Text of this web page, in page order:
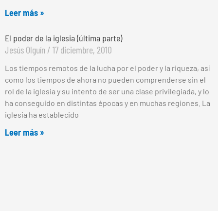
Leer más »
El poder de la iglesia (última parte)
Jesús Olguín 17 diciembre, 2010
Los tiempos remotos de la lucha por el poder y la riqueza, así
como los tiempos de ahora no pueden comprenderse sin el
rol de la iglesia y su intento de ser una clase privilegiada, y lo
ha conseguido en distintas épocas y en muchas regiones. La
iglesia ha establecido
Leer más »